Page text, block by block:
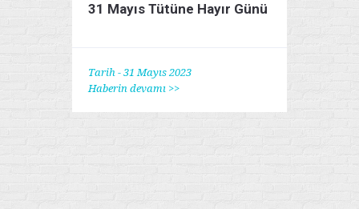
31 Mayıs Tütüne Hayır Günü
Tarih - 31 Mayıs 2023
Haberin devamı >>